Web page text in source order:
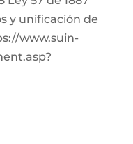
y unificación de
www.suin-